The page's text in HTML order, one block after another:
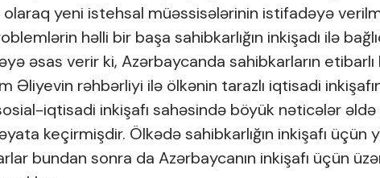
yeni istehsal müəssisələrinin istifadəyə
həlli bir başa sahibkarlığın inkişadı ilə
əsas verir ki, Azərbaycanda sahibkarların etibarlı
Əliyevin rəhbərliyi ilə ölkənin tarazlı iqtisadi
iqtisadi inkişafı sahəsində böyük nəticələr
keçirmişdir. Ölkədə sahibkarlığın inkişafı üçün
bundan sonra da Azərbaycanın inkişafı üçün